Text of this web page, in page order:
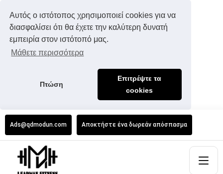
Αυτός ο ιστότοπος χρησιμοποιεί cookies για να
διασφαλίσει ότι θα έχετε την καλύτερη δυνατή
εμπειρία στον ιστότοπό μας.
Μάθετε περισσότερα
Πτώση
Επιτρέψτε τα
cookies
Ads@qdmodun.com Αποκτήστε ένα δωρεάν απόσπασμα